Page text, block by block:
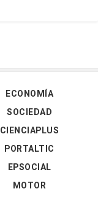
ECONOMÍA
SOCIEDAD
CIENCIAPLUS
PORTALTIC
EPSOCIAL
MOTOR